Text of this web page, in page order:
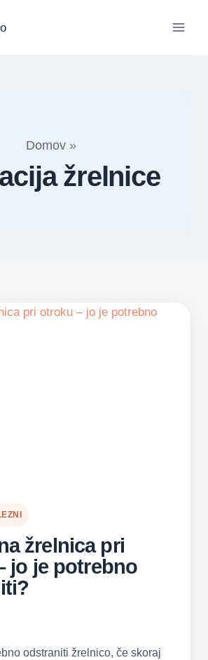
Domov »
žrelnice
žrelnica pri
jo je potrebno
odstraniti žrelnico, če skoraj